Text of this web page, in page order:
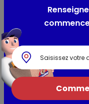
Utilisation et
huile de coco
Alpes en poudre,
arômes (LAIT),
stabilisants (E340,
épaississant (E415), sel,
Allergènes :LAIT,